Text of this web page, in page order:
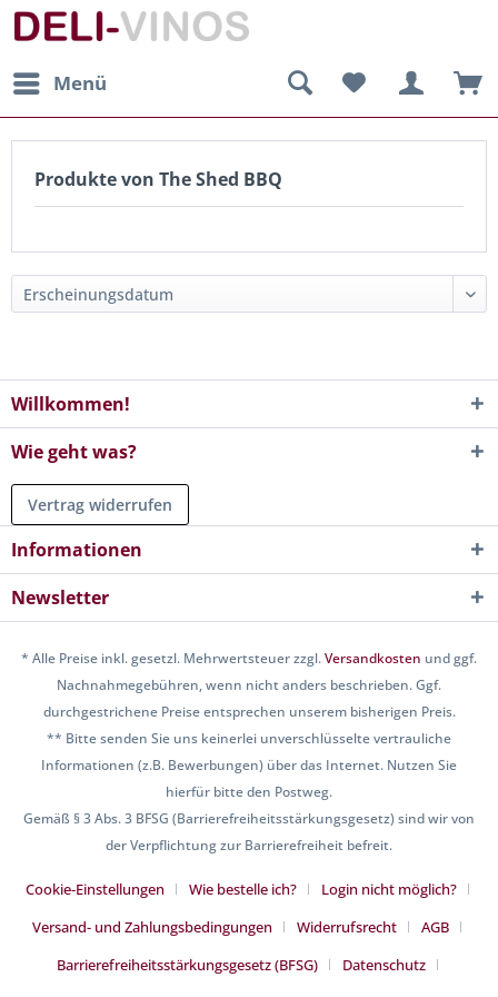
Menü
Produkte von The Shed BBQ
Willkommen!
Wie geht was?
Vertrag widerrufen
Informationen
Newsletter
* Alle Preise inkl. gesetzl. Mehrwertsteuer zzgl.Versandkosten und ggf.
Nachnahmegebühren, wenn nicht anders beschrieben. Ggf.
durchgestrichene Preise entsprechen unserem bisherigen Preis.
** Bitte senden Sie uns keinerlei unverschlüsselte vertrauliche
Informationen (z.B. Bewerbungen) über das Internet. Nutzen Sie
hierfür bitte den Postweg.
Gemäß § 3 Abs. 3 BFSG (Barrierefreiheitsstärkungsgesetz) sind wir von
der Verpflichtung zur Barrierefreiheit befreit.
Cookie-Einstellungen Wie bestelle ich?
Login nicht möglich?
Versand- und Zahlungsbedingungen
Widerrufsrecht
AGB
Barrierefreiheitsstärkungsgesetz (BFSG)
Datenschutz